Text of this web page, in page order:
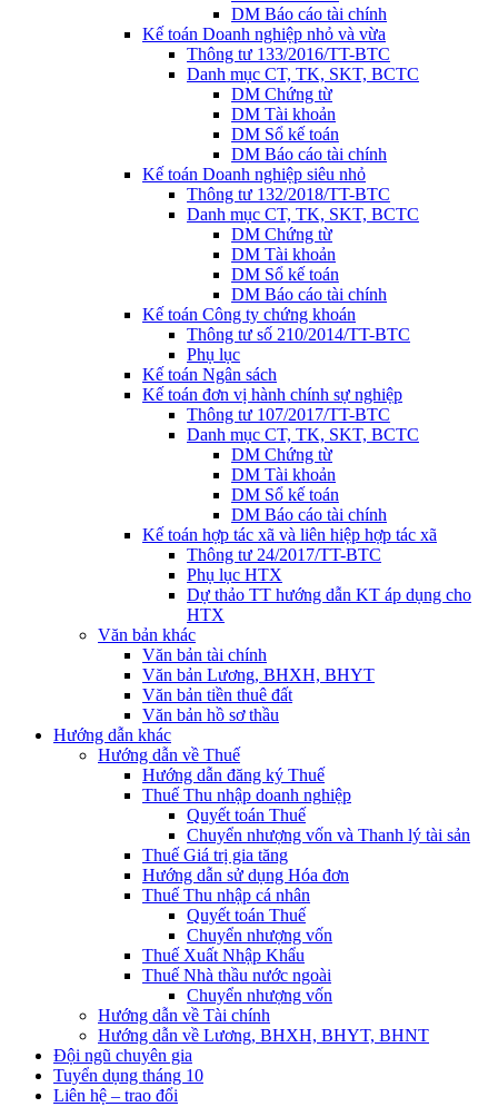
DM Báo cáo tài chính
Kế toán Doanh nghiệp nhỏ và vừa
Thông tư 133/2016/TT-BTC
Danh mục CT, TK, SKT, BCTC
DM Chứng từ
DM Tài khoản
DM Sổ kế toán
DM Báo cáo tài chính
Kế toán Doanh nghiệp siêu nhỏ
Thông tư 132/2018/TT-BTC
Danh mục CT, TK, SKT, BCTC
DM Chứng từ
DM Tài khoản
DM Sổ kế toán
DM Báo cáo tài chính
Kế toán Công ty chứng khoán
Thông tư số 210/2014/TT-BTC
Phụ lục
Kế toán Ngân sách
Kế toán đơn vị hành chính sự nghiệp
Thông tư 107/2017/TT-BTC
Danh mục CT, TK, SKT, BCTC
DM Chứng từ
DM Tài khoản
DM Sổ kế toán
DM Báo cáo tài chính
Kế toán hợp tác xã và liên hiệp hợp tác xã
Thông tư 24/2017/TT-BTC
Phụ lục HTX
Dự thảo TT hướng dẫn KT áp dụng cho
HTX
Văn bản khác
Văn bản tài chính
Văn bản Lương, BHXH, BHYT
Văn bản tiền thuê đất
Văn bản hồ sơ thầu
Hướng dẫn khác
Hướng dẫn về Thuế
Hướng dẫn đăng ký Thuế
Thuế Thu nhập doanh nghiệp
Quyết toán Thuế
Chuyển nhượng vốn và Thanh lý tài sản
Thuế Giá trị gia tăng
Hướng dẫn sử dụng Hóa đơn
Thuế Thu nhập cá nhân
Quyết toán Thuế
Chuyển nhượng vốn
Thuế Xuất Nhập Khẩu
Thuế Nhà thầu nước ngoài
Chuyển nhượng vốn
Hướng dẫn về Tài chính
Hướng dẫn về Lương, BHXH, BHYT, BHNT
Đội ngũ chuyên gia
Tuyển dụng tháng 10
Liên hệ – trao đổi